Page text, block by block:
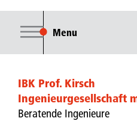
Menu
IBK Prof. Kirsch
Ingenieurgesellschaft
Beratende Ingenieure